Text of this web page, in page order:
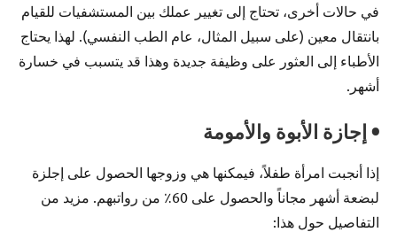
في حالات أخرى، تحتاج إلى تغيير عملك بين المستشفيات للقيام
بانتقال معين (على سبيل المثال، عام الطب النفسي). لهذا يحتاج
الأطباء إلى العثور على وظيفة جديدة وهذا قد يتسبب في خسارة
أشهر.
• إجازة الأبوة والأمومة
إذا أنجبت امرأة طفلاً، فيمكنها هي وزوجها الحصول على إجلزة
لبضعة أشهر مجاناً والحصول على 60٪ من رواتبهم. مزيد من
التفاصيل حول هذا: